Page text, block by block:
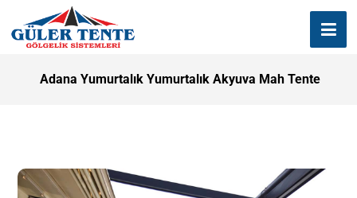
Adana Yumurtalık Yumurtalık Akyuva Mah Tente